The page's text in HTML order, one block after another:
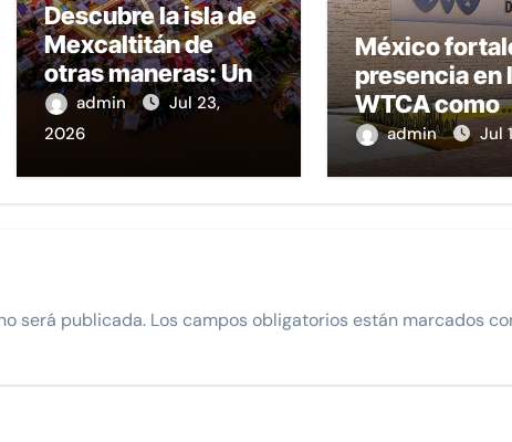
Descubre la isla de
Mexcaltitán de
otras maneras: Una
ruta llena de
naturaleza, sabores
admin
Jul 23,
2026
México
presencia en
WTCA como
plataforma de
crecimiento
admin Jul
será publicada. Los campos obligatorios están marcados